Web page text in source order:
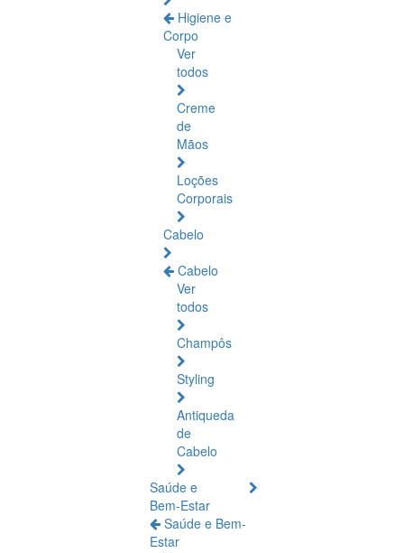
Higiene e
Corpo
Ver
todos
Creme
de
Mãos
Loções
Corporais
Cabelo
Cabelo
Ver
todos
Champôs
Styling
Antiqueda
de
Cabelo
Saúde e
Bem-Estar
Saúde e Bem-
Estar